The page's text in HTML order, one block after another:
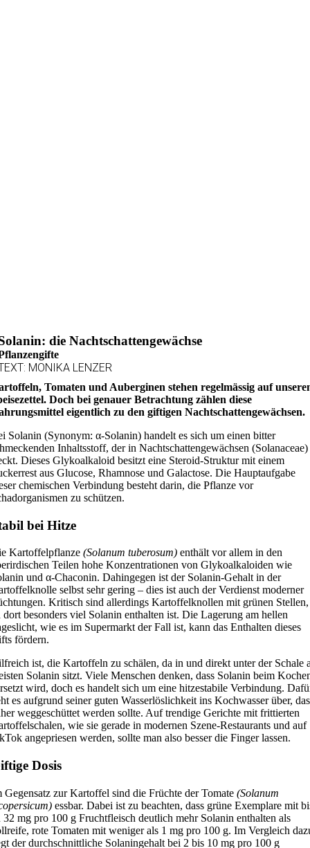
die Nachtschattengewächse
MONIKA LENZER
Tomaten und Auberginen stehen regelmässig auf
Doch bei genauer Betrachtung zählen diese
eigentlich zu den giftigen Nachtschattengewächsen.
Solanin (Synonym: α-Solanin) handelt es sich um einen bitter
Inhaltsstoff, der in Nachtschattengewächsen (Solanaceae)
Dieses Glykoalkaloid besitzt eine Steroid-Struktur mit einem
aus Glucose, Rhamnose und Galactose. Die Hauptaufgabe
chemischen Verbindung besteht darin, die Pflanze vor
zu schützen.
bei Hitze
Kartoffelpflanze (Solanum tuberosum)enthält vor allem in den
Teilen hohe Konzentrationen von Glykoalkaloiden wie
und α-Chaconin. Dahingegen ist der Solanin-Gehalt in der
selbst sehr gering – dies ist auch der Verdienst moderner
Kritisch sind allerdings Kartoffelknollen mit grünen Stellen,
dort besonders viel Solanin enthalten ist. Die Lagerung am hellen
wie es im Supermarkt der Fall ist, kann das Enthalten dieses
fördern.
ist, die Kartoffeln zu schälen, da in und direkt unter der Schale
Solanin sitzt. Viele Menschen denken, dass Solanin beim
wird, doch es handelt sich um eine hitzestabile Verbindung.
es aufgrund seiner guten Wasserlöslichkeit ins Kochwasser über, das
weggeschüttet werden sollte. Auf trendige Gerichte mit frittierten
wie sie gerade in modernen Szene-Restaurants und auf
angepriesen werden, sollte man also besser die Finger lassen.
Dosis
Gegensatz zur Kartoffel sind die Früchte der Tomate (Solanum
essbar. Dabei ist zu beachten, dass grüne Exemplare mit
32 mg pro 100 g Fruchtfleisch deutlich mehr Solanin enthalten als
rote Tomaten mit weniger als 1 mg pro 100 g. Im Vergleich
der durchschnittliche Solaningehalt bei 2 bis 10 mg pro 100 g